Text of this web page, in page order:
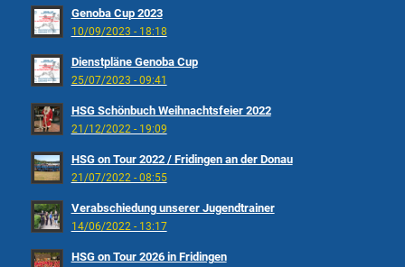
Genoba Cup 2023
10/09/2023 - 18:18
Dienstpläne Genoba Cup
25/07/2023 - 09:41
HSG Schönbuch Weihnachtsfeier 2022
21/12/2022 - 19:09
HSG on Tour 2022 / Fridingen an der Donau
21/07/2022 - 08:55
Verabschiedung unserer Jugendtrainer
14/06/2022 - 13:17
HSG on Tour 2026 in Fridingen